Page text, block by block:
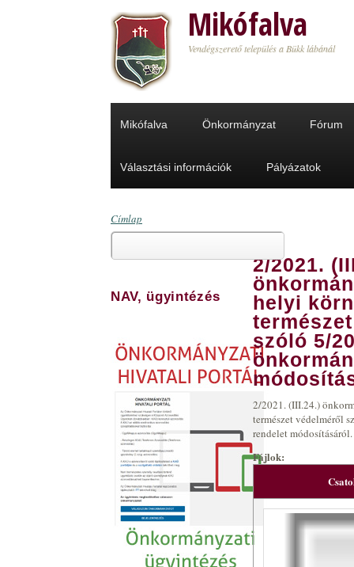
Mikófalva
Vendégszerető település a Bükk lábánál
Mikófalva Önkormányzat Fórum
Választási információk Pályázatok
Címlap
Keresés
NAV, ügyintézés
2/2021.
helyi
szóló 5/
2/2021. (III.24.)
természet védelméről
rendelet módosításáról.
Fájlok: